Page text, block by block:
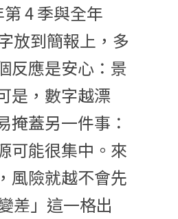
4 季與全年
放到簡報上，多
反應是安心：景
是，數字越漂
掩蓋另一件事：
可能很集中。來
風險就越不會先
差」這一格出